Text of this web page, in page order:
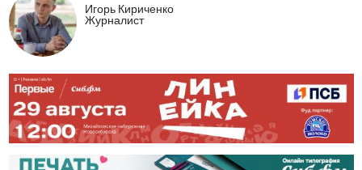
Игорь Кириченко
Журналист